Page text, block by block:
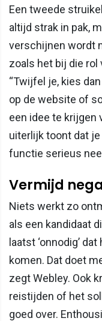
Een tweede
altijd strak in pak,
verschijnen wordt
zoals het bij die rol
“Twijfel je, kies
op de website of
een idee te krijgen
uiterlijk toont dat
functie serieus
Vermijd
Niets werkt zo
als een kandidaat
laatst ‘onnodig’
komen. Dat doet
zegt Webley. Ook
reistijden of het
goed over.